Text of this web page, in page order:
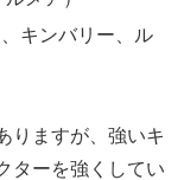
キンバリー、ル
りますが、強いキ
ターを強くしてい